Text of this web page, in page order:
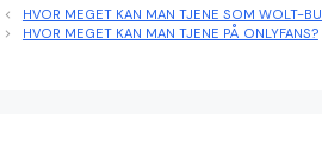
HVOR MEGET KAN MAN TJENE SOM WOLT-
HVOR MEGET KAN MAN TJENE PÅ ONLYFANS?